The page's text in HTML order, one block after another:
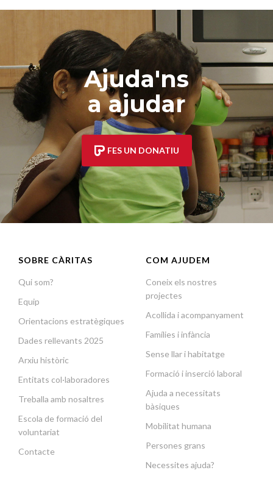
Ajuda'ns
a ajudar
FES UN DONATIU
SOBRE CÀRITAS
Qui som?
Equip
Orientacions estratègiques
Dades rellevants 2025
Arxiu històric
Entitats col·laboradores
Treballa amb nosaltres
Escola de formació del
voluntariat
Contacte
COM AJUDEM
Coneix els nostres
projectes
Acollida i acompanyament
Famílies i infància
Sense llar i habitatge
Formació i inserció laboral
Ajuda a necessitats
bàsiques
Mobilitat humana
Persones grans
Necessites ajuda?